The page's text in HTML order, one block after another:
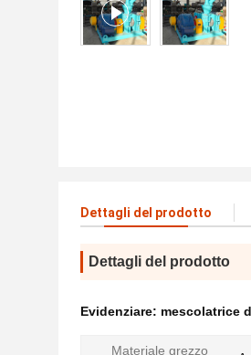
Dettagli del prodotto
Dettagli del prodotto
Evidenziare: mescolatrice
Materiale grezzo